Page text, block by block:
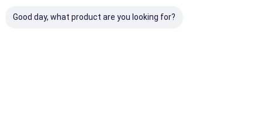
Good day, what product are you looking for?